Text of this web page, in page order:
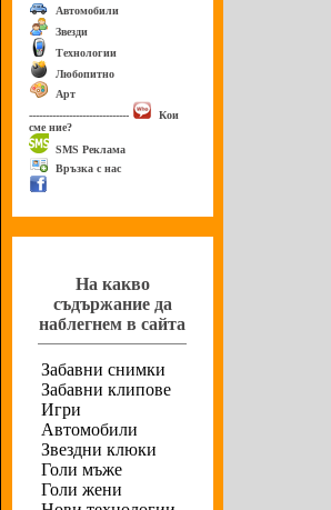
Автомобили
Звезди
Технологии
Любопитно
Арт
------------------------------
Кои
сме ние?
SMS Реклама
Връзка с нас
На какво
съдържание да
наблегнем в сайта
Забавни снимки
Забавни клипове
Игри
Автомобили
Звездни клюки
Голи мъже
Голи жени